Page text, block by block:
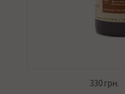
330 грн.